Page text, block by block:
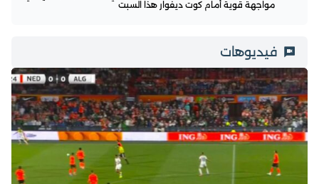
مواجهة قوية أمام كوت ديفوار هذا السبت
فيديوهات